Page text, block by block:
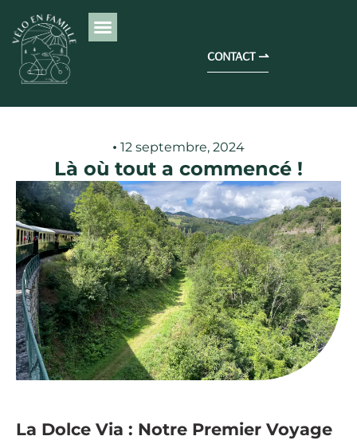
CONTACT ⇀
12 septembre, 2024
Là où tout a commencé !
La Dolce Via : Notre Premier Voyage